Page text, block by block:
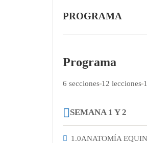
PROGRAMA
Programa
6 secciones 12 lecciones
SEMANA 1 Y 2
1.0ANATOMÍA